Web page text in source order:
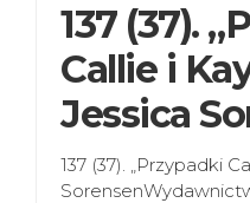
137 (37).
Callie i
Jessica
137 (37). „Przypadki